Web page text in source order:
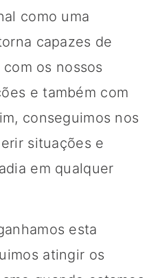
como uma
capazes de
os nossos
e também com
conseguimos nos
situações e
em qualquer
esta
atingir os